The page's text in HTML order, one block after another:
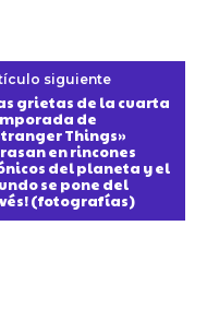
siguiente
grietas de la cuarta
de
Things»
en rincones
del planeta y el
se pone del
(fotografías)